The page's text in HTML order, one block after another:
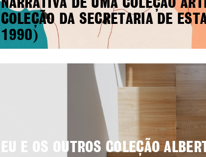
NARRATIVA DE UMA COLEÇÃO
COLEÇÃO DA SECRETARIA DE
1990)
EU E OS OUTROS COLEÇÃO